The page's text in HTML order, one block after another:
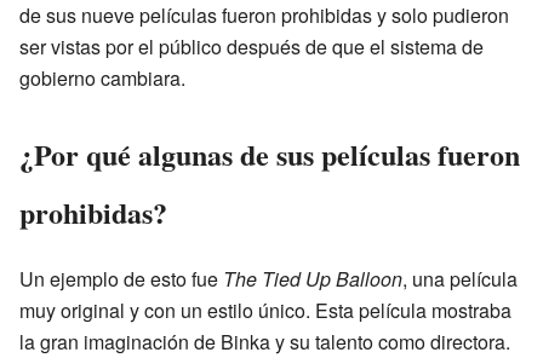
de sus nueve películas fueron prohibidas y solo pudieron
ser vistas por el público después de que el sistema de
gobierno cambiara.
¿Por qué algunas de sus películas fueron
prohibidas?
Un ejemplo de esto fue The Tied Up Balloon, una película
muy original y con un estilo único. Esta película mostraba
la gran imaginación de Binka y su talento como directora.